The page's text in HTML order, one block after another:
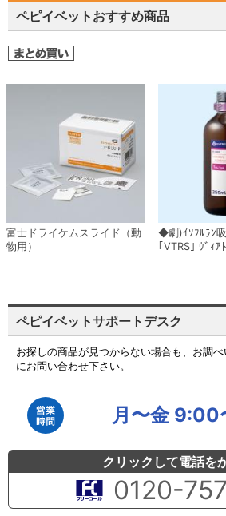
ペピイベットおすすめ商品
富士ドライケムスライド（動
物用）
◆劇)ｲｿﾌﾙﾗﾝ
｢VTRS｣ ｳﾞｨ
ペピイベットサポートデスク
お探しの商品が見つからない場合も、お調
にお問い合わせ下さい。
月〜金 9:00
クリックして電話を
0120-